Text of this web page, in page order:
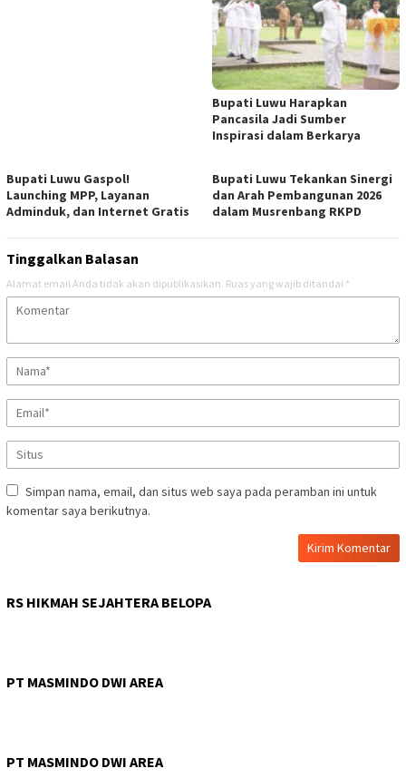
Bupati Luwu Harapkan
Pancasila Jadi Sumber
Inspirasi dalam Berkarya
Bupati Luwu Gaspol!
Launching MPP, Layanan
Adminduk, dan Internet Gratis
Bupati Luwu Tekankan Sinergi
dan Arah Pembangunan 2026
dalam Musrenbang RKPD
Tinggalkan Balasan
Alamat email Anda tidak akan dipublikasikan. Ruas yang wajib ditandai *
Simpan nama, email, dan situs web saya pada peramban ini untuk
komentar saya berikutnya.
RS HIKMAH SEJAHTERA BELOPA
PT MASMINDO DWI AREA
PT MASMINDO DWI AREA